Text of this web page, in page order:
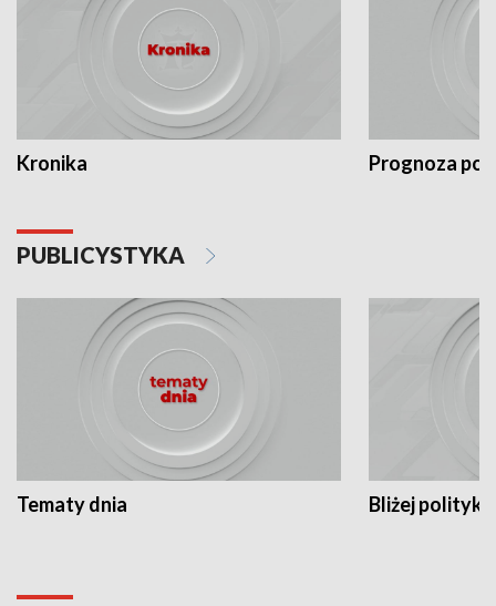
Kronika Prognoza
PUBLICYSTYKA
Tematy dnia Bliżej polityki